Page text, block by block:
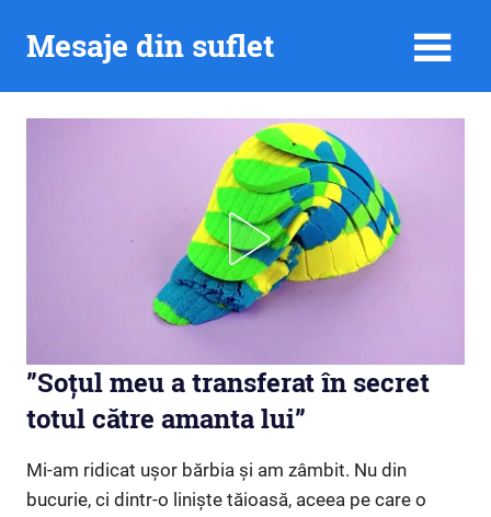
Mesaje din suflet
”Soțul meu a transferat în secret
totul către amanta lui”
Mi-am ridicat ușor bărbia și am zâmbit. Nu din
bucurie, ci dintr-o liniște tăioasă, aceea pe care o